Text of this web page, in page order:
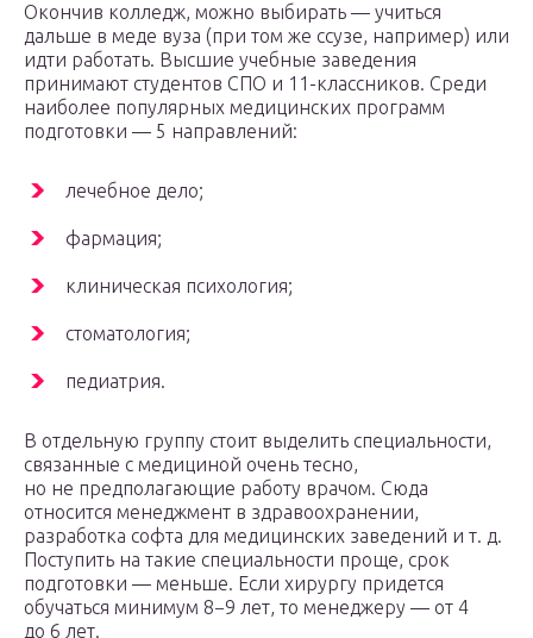
Окончив колледж, можно выбирать — учиться
дальше в меде вуза (при том же ссузе, например) или
идти работать. Высшие учебные заведения
принимают студентов СПО и 11-классников. Среди
наиболее популярных медицинских программ
подготовки — 5 направлений:
лечебное дело;
фармация;
клиническая психология;
стоматология;
педиатрия.
В отдельную группу стоит выделить специальности,
связанные с медициной очень тесно,
но не предполагающие работу врачом. Сюда
относится менеджмент в здравоохранении,
разработка софта для медицинских заведений и т. д.
Поступить на такие специальности проще, срок
подготовки — меньше. Если хирургу придется
обучаться минимум 8−9 лет, то менеджеру — от 4
до 6 лет.